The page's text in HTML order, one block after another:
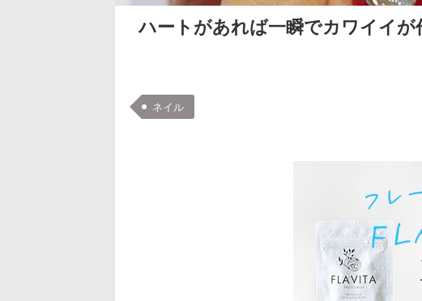
ハートがあれば一瞬でカワイイが
ネイル